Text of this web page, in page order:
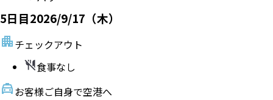
5日目2026/9/17（木）
チェックアウト
食事なし
お客様ご自身で空港へ